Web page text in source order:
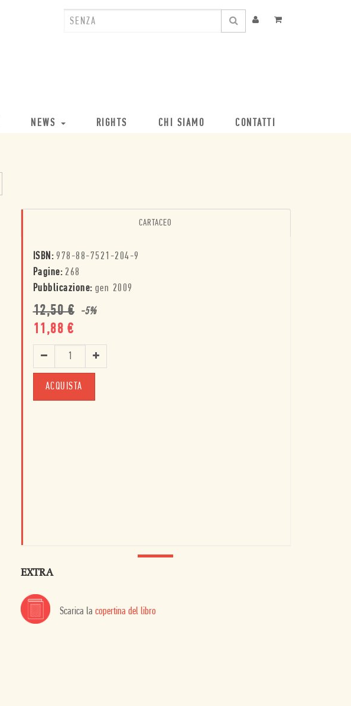
NEWS RIGHTS CHI SIAMO CONTATTI
CARTACEO
ISBN: 978-88-7521-204-9
Pagine: 268
Pubblicazione: gen 2009
12,50€ -5%
11,88 €
ACQUISTA
EXTRA
Scarica la copertina del libro